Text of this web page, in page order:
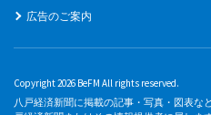
広告のご案内
Copyright 2026 BeFM All rights reserved.
八戸経済新聞に掲載の記事・写真・図表な